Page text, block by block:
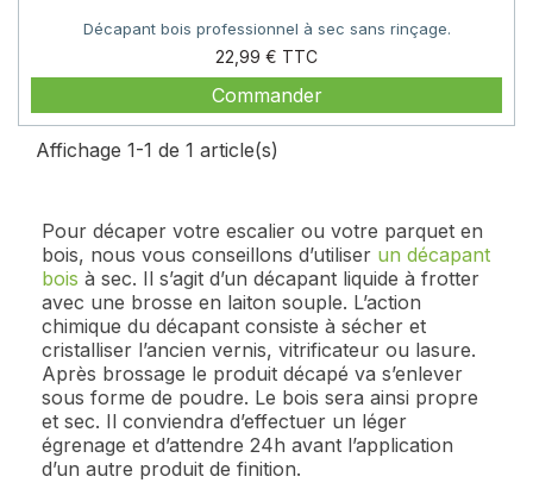
Décapant bois professionnel à sec sans rinçage.
22,99 €
Prix
Commander
Affichage 1-1 de 1 article(s)
Pour décaper votre escalier ou votre parquet en
bois, nous vous conseillons d’utiliser un décapant
bois à sec. Il s’agit d’un décapant liquide à frotter
avec une brosse en laiton souple. L’action
chimique du décapant consiste à sécher et
cristalliser l’ancien vernis, vitrificateur ou lasure.
Après brossage le produit décapé va s’enlever
sous forme de poudre. Le bois sera ainsi propre
et sec. Il conviendra d’effectuer un léger
égrenage et d’attendre 24h avant l’application
d’un autre produit de finition.